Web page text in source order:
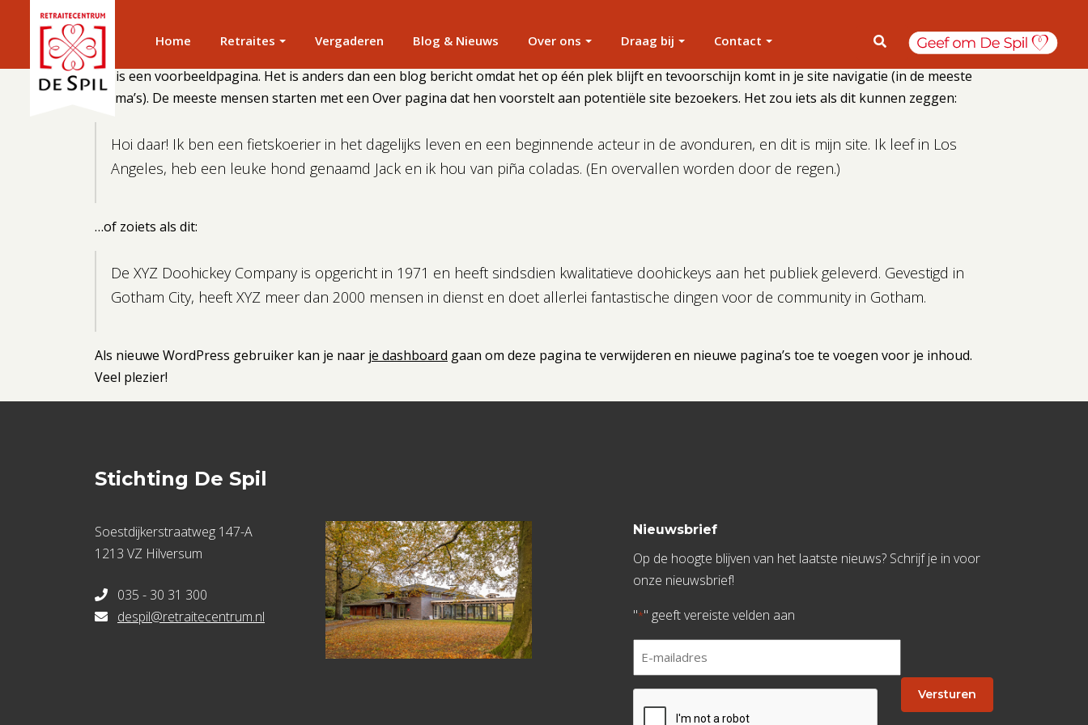
Home Retraites Vergaderen Blog & Nieuws Over ons Draag bij Contact
Dit is een voorbeeldpagina. Het is anders dan een blog bericht omdat het op één plek blijft en tevoorschijn komt in je site navigatie (in de meeste
thema’s). De meeste mensen starten met een Over pagina dat hen voorstelt aan potentiële site bezoekers. Het zou iets als dit kunnen zeggen:
Hoi daar! Ik ben een fietskoerier in het dagelijks leven en een beginnende acteur in de avonduren, en dit is mijn site. Ik leef in Los
Angeles, heb een leuke hond genaamd Jack en ik hou van piña coladas. (En overvallen worden door de regen.)
…of zoiets als dit:
De XYZ Doohickey Company is opgericht in 1971 en heeft sindsdien kwalitatieve doohickeys aan het publiek geleverd. Gevestigd in
Gotham City, heeft XYZ meer dan 2000 mensen in dienst en doet allerlei fantastische dingen voor de community in Gotham.
Als nieuwe WordPress gebruiker kan je naar je dashboard gaan om deze pagina te verwijderen en nieuwe pagina’s toe te voegen voor je inhoud.
Veel plezier!
Stichting De Spil
Soestdijkerstraatweg 147-A
1213 VZ Hilversum
035 - 30 31 300
despil@retraitecentrum.nl
Nieuwsbrief
Op de hoogte blijven van het laatste nieuws? Schrijf je in voor
onze nieuwsbrief!
"*" geeft vereiste velden aan
mailadres
* Versturen